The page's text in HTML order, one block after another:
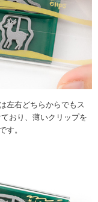
左右どちらからでもス
おり、薄いクリップを
す。